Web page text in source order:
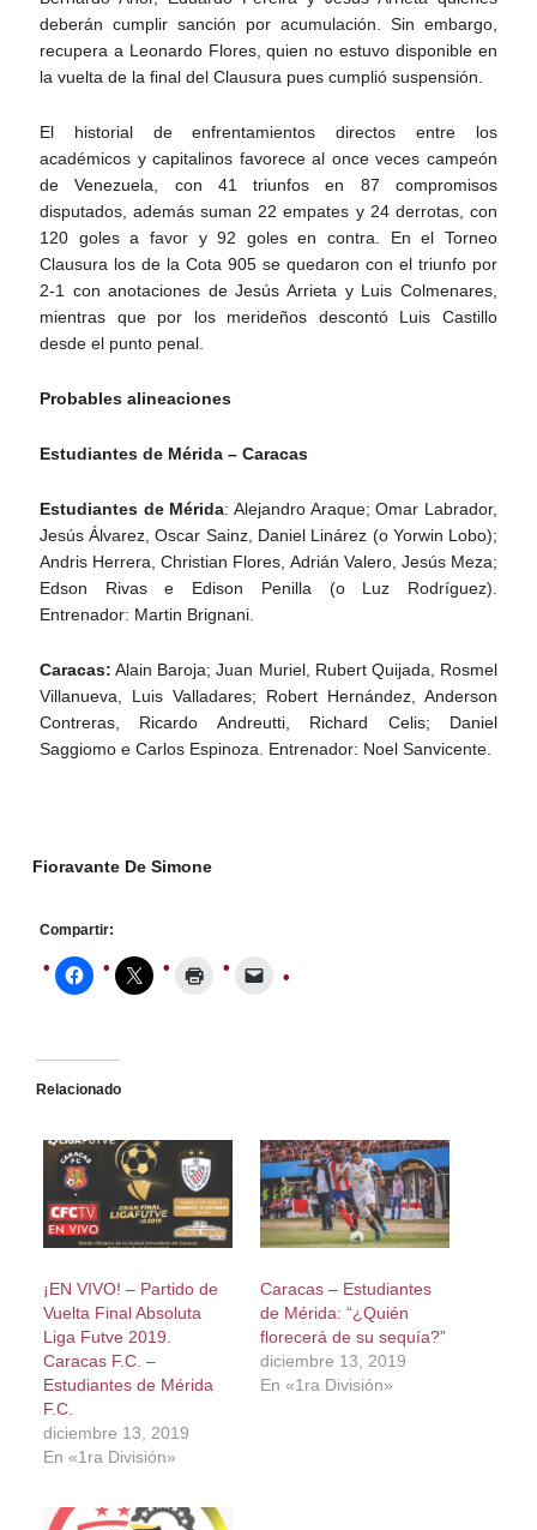
deberán cumplir sanción por acumulación. Sin embargo,
recupera a Leonardo Flores, quien no estuvo disponible en
la vuelta de la final del Clausura pues cumplió suspensión.
El historial de enfrentamientos directos entre los
académicos y capitalinos favorece al once veces campeón
de Venezuela, con 41 triunfos en 87 compromisos
disputados, además suman 22 empates y 24 derrotas, con
120 goles a favor y 92 goles en contra. En el Torneo
Clausura los de la Cota 905 se quedaron con el triunfo por
2-1 con anotaciones de Jesús Arrieta y Luis Colmenares,
mientras que por los merideños descontó Luis Castillo
desde el punto penal.
Probables alineaciones
Estudiantes de Mérida – Caracas
Estudiantes de Mérida: Alejandro Araque; Omar Labrador,
Jesús Álvarez, Oscar Sainz, Daniel Linárez (o Yorwin Lobo);
Andris Herrera, Christian Flores, Adrián Valero, Jesús Meza;
Edson Rivas e Edison Penilla (o Luz Rodríguez).
Entrenador: Martin Brignani.
Caracas: Alain Baroja; Juan Muriel, Rubert Quijada, Rosmel
Villanueva, Luis Valladares; Robert Hernández, Anderson
Contreras, Ricardo Andreutti, Richard Celis; Daniel
Saggiomo e Carlos Espinoza. Entrenador: Noel Sanvicente.
Fioravante De Simone
Compartir:
Relacionado
¡EN VIVO! – Partido de
Vuelta Final Absoluta
Liga Futve 2019.
Caracas F.C. –
Estudiantes de Mérida
F.C.
diciembre 13, 2019
En «1ra División»
Caracas – Estudiantes
de Mérida: “¿Quién
florecerá de su sequía?”
diciembre 13, 2019
En «1ra División»